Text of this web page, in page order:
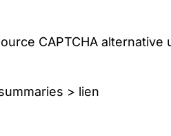
CAPTCHA alternative
> lien